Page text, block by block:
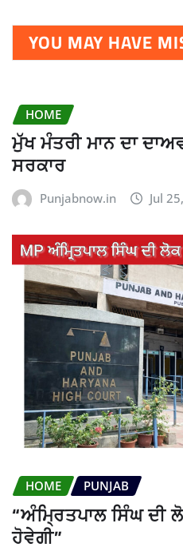
YOU MAY HAVE
HOME
ਮੁੱਖ ਮੰਤਰੀ ਮਾਨ ਦਾ
ਸਰਕਾਰ
Punjabnow.in Jul
HOME PUNJAB
“ਅੰਮ੍ਰਿਤਪਾਲ ਸਿੰਘ ਦੀ
ਹੋਵੇਗੀ”